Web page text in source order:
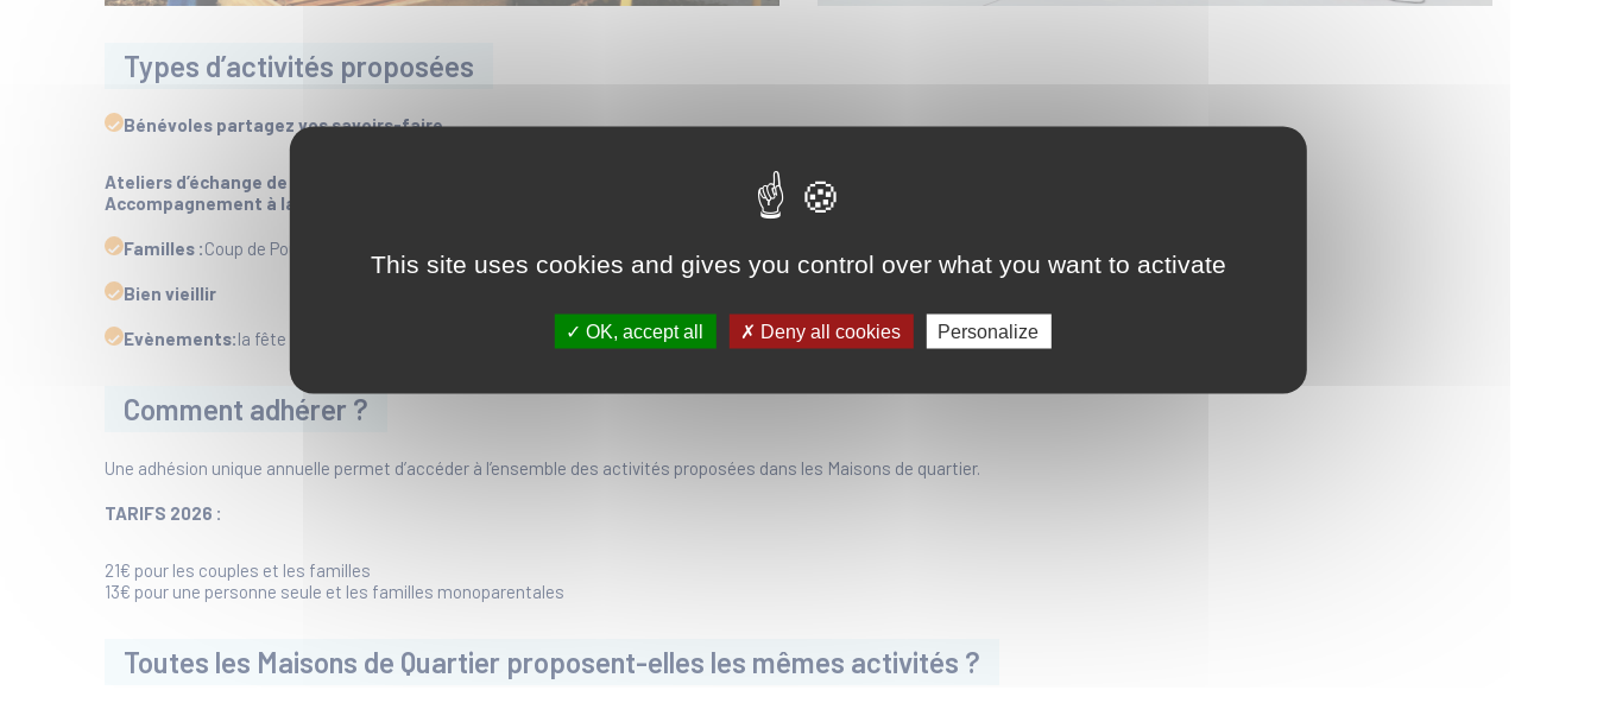
Types d’activités proposées
Bénévoles partagez vos savoirs-faire
Ateliers d’échange de savoir-faire :
aquarelle, peinture, tricot, informatique, cours de langues, anglais, espagnol…
Accompagnement à la scolarité, projet « Mona Lisa »
visites de convivialité chez des personnes seules pour lutter contre l’isolement et la solitude
Familles :Coup de Pouce, activités enfants/parents, Journées des familles
Bien vieillir
Evènements:la fête du jeu, la semaine bleue, octobre rose
Comment adhérer ?
Une adhésion unique annuelle permet d’accéder à l’ensemble des activités proposées dans les Maisons de quartier.
TARIFS 2026 :
21€ pour les couples et les familles
13€ pour une personne seule et les familles monoparentales
Toutes les Maisons de Quartier proposent-elles les mêmes activités ?
This site uses cookies and gives you control over what you want to activate
OK, accept all Deny all cookies Personalize